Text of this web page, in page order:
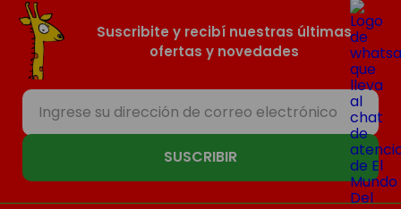
Suscribite y recibí nuestras últimas
ofertas y novedades
SUSCRIBIR